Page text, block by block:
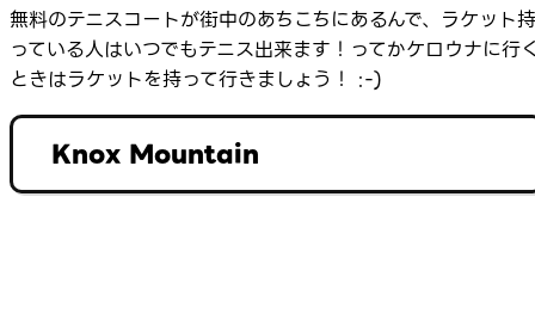
無料のテニスコートが街中のあちこちにあるんで、ラケット持
っている人はいつでもテニス出来ます！ってかケロウナに行
ときはラケットを持って行きましょう！ :-)
Knox Mountain